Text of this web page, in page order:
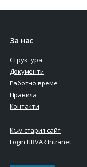
За нас
Структура
Документи
Работно време
Правила
Контакти
Към стария сайт
Login LIBVAR Intranet